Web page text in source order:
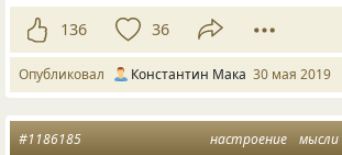
136 36
Опубликовал Константин Мака 30 мая 2019
настроение мысли
#1186185